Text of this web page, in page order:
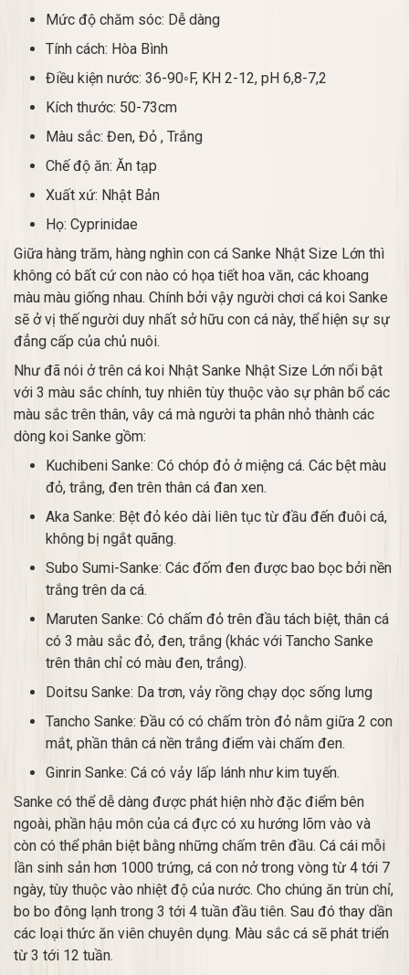
Mức độ chăm sóc: Dễ dàng
Tính cách: Hòa Bình
Điều kiện nước: 36-90◦F, KH 2-12, pH 6,8-7,2
Kích thước: 50-73cm
Màu sắc: Đen, Đỏ , Trắng
Chế độ ăn: Ăn tạp
Xuất xứ: Nhật Bản
Họ: Cyprinidae
Giữa hàng trăm, hàng nghìn con cá Sanke Nhật Size Lớn thì
không có bất cứ con nào có họa tiết hoa văn, các khoang
màu màu giống nhau. Chính bởi vậy người chơi cá koi Sanke
sẽ ở vị thế người duy nhất sở hữu con cá này, thể hiện sự sự
đẳng cấp của chủ nuôi.
Như đã nói ở trên cá koi Nhật Sanke Nhật Size Lớn nổi bật
với 3 màu sắc chính, tuy nhiên tùy thuộc vào sự phân bổ các
màu sắc trên thân, vây cá mà người ta phân nhỏ thành các
dòng koi Sanke gồm:
Kuchibeni Sanke: Có chóp đỏ ở miệng cá. Các bệt màu
đỏ, trắng, đen trên thân cá đan xen.
Aka Sanke: Bệt đỏ kéo dài liên tục từ đầu đến đuôi cá,
không bị ngắt quãng.
Subo Sumi-Sanke: Các đốm đen được bao bọc bởi nền
trắng trên da cá.
Maruten Sanke: Có chấm đỏ trên đầu tách biệt, thân cá
có 3 màu sắc đỏ, đen, trắng (khác với Tancho Sanke
trên thân chỉ có màu đen, trắng).
Doitsu Sanke: Da trơn, vảy rồng chạy dọc sống lưng
Tancho Sanke: Đầu có có chấm tròn đỏ nằm giữa 2 con
mắt, phần thân cá nền trắng điểm vài chấm đen.
Ginrin Sanke: Cá có vảy lấp lánh như kim tuyến.
Sanke có thể dễ dàng được phát hiện nhờ đặc điểm bên
ngoài, phần hậu môn của cá đực có xu hướng lõm vào và
còn có thể phân biệt bằng những chấm trên đầu. Cá cái mỗi
lần sinh sản hơn 1000 trứng, cá con nở trong vòng từ 4 tới 7
ngày, tùy thuộc vào nhiệt độ của nước. Cho chúng ăn trùn chỉ,
bo bo đông lạnh trong 3 tới 4 tuần đầu tiên. Sau đó thay dần
các loại thức ăn viên chuyên dụng. Màu sắc cá sẽ phát triển
từ 3 tới 12 tuần.